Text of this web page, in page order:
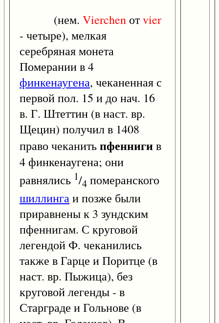
(нем. Vierchen отvier
- четыре), мелкая
серебряная монета
Померании в 4
финкенаугена, чеканенная с
первой пол. 15 и до нач. 16
в. Г. Штеттин (в наст. вр.
Щецин) получил в 1408
право чеканитьпфеннигив
4 финкенаугена; они
равнялись 1/4 померанского
шиллингаи позже были
приравнены к 3 зундским
пфеннигам. С круговой
легендой Ф. чеканились
также в Гарце и Поритце (в
наст. вр. Пыжица), без
круговой легенды - в
Старграде и Гольнове (в